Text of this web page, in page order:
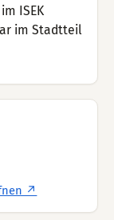
ISEK
im Stadtteil
↗